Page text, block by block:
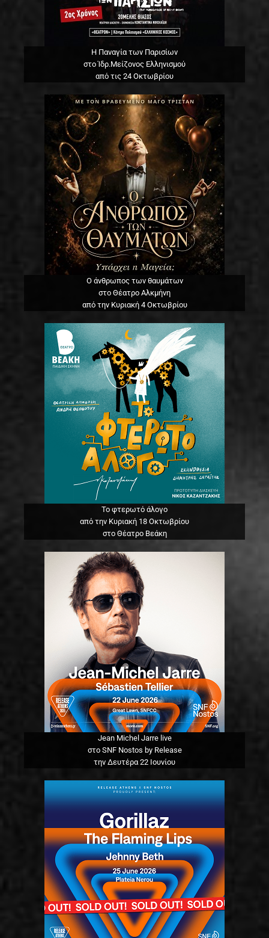
Η Παναγία των Παρισίων
στο Ίδρ.Μείζονος Ελληνισμού
από τις 24 Οκτωβρίου
Ο άνθρωπος των θαυμάτων
στο Θέατρο Αλκμήνη
από την Κυριακή 4 Οκτωβρίου
Το φτερωτό άλογο
από την Κυριακή 18 Οκτωβρίου
στο Θέατρο Βεάκη
Jean Michel Jarre live
στο SNF Nostos by Release
την Δευτέρα 22 Ιουνίου